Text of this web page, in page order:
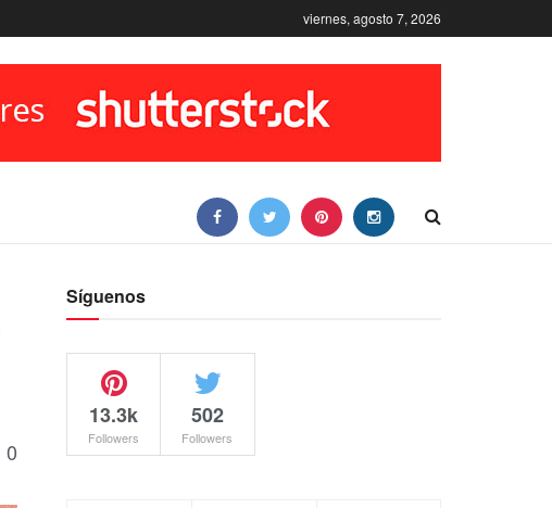
viernes, agosto 7, 2026
0
Síguenos
13.3k
Followers
502
Followers